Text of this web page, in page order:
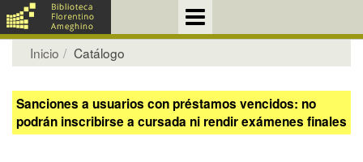
Inicio Catálogo
Sanciones a usuarios con préstamos vencidos: no
podrán inscribirse a cursada ni rendir exámenes finales